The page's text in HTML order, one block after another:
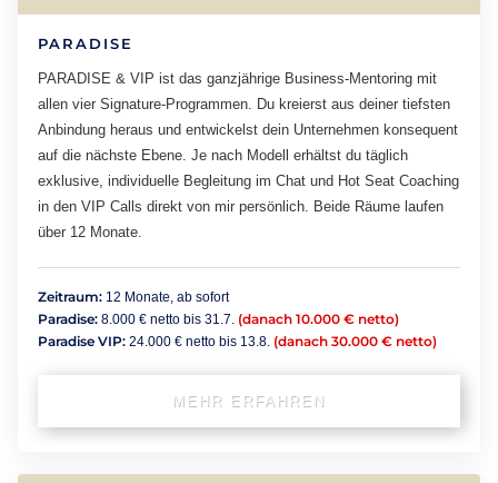
PARADISE
PARADISE & VIP ist das ganzjährige Business-Mentoring mit
allen vier Signature-Programmen. Du kreierst aus deiner tiefsten
Anbindung heraus und entwickelst dein Unternehmen konsequent
auf die nächste Ebene. Je nach Modell erhältst du täglich
exklusive, individuelle Begleitung im Chat und Hot Seat Coaching
in den VIP Calls direkt von mir persönlich. Beide Räume laufen
über 12 Monate.
Zeitraum: 12 Monate, ab sofort
Paradise: 8.000 € netto bis 31.7. (danach 10.000 € netto)
Paradise VIP: 24.000 € netto bis 13.8. (danach 30.000 € netto)
MEHR ERFAHREN